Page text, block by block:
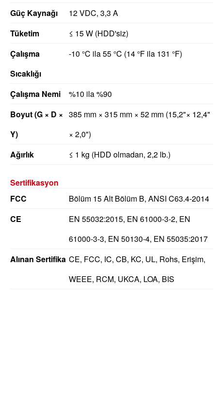
Güç Kaynağı
12 VDC, 3,3 A
Tüketim
≤ 15 W (HDD'siz)
Çalışma
Sıcaklığı
-10 °C ila 55 °C (14 °F ila 131 °F)
Çalışma Nemi
%10 ila %90
Boyut (G × D ×
Y)
385 mm × 315 mm × 52 mm (15,2"× 12,4"
× 2,0")
Ağırlık
≤ 1 kg (HDD olmadan, 2,2 lb.)
Sertifikasyon
FCC
Bölüm 15 Alt Bölüm B, ANSI C63.4-2014
CE
EN 55032:2015, EN 61000-3-2, EN
61000-3-3, EN 50130-4, EN 55035:2017
Alınan Sertifika CE, FCC, IC, CB, KC, UL, Rohs, Erişim,
WEEE, RCM, UKCA, LOA, BIS